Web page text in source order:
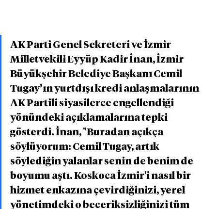
AK Parti Genel Sekreteri ve İzmir
Milletvekili Eyyüp Kadir İnan, İzmir
Büyükşehir Belediye Başkanı Cemil
Tugay’ın yurtdışı kredi anlaşmalarının
AK Partili siyasilerce engellendiği
yönündeki açıklamalarına tepki
gösterdi. İnan, "Buradan açıkça
söylüyorum: Cemil Tugay, artık
söylediğin yalanlar senin de benim de
boyumu aştı. Koskoca İzmir'i nasıl bir
hizmet enkazına çevirdiğinizi, yerel
yönetimdeki o beceriksizliğinizi tüm